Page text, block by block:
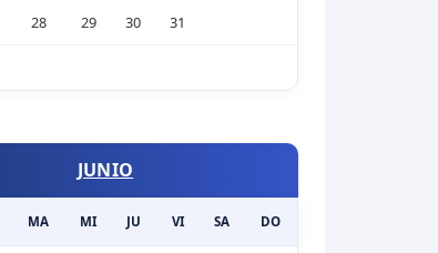
28 29 30 31
JUNIO
MA MI JU VI SA DO